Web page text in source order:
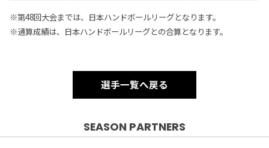
※第48回大会までは、日本ハンドボールリーグとなります。
※通算成績は、日本ハンドボールリーグとの合算となります。
選手一覧へ戻る
SEASON PARTNERS